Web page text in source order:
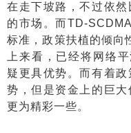
在走下坡路，不过依然
的市场。而TD-SCDMA
标准，政策扶植的倾向
上来看，已经将网络平
疑更具优势。而有着政
势，但是资金上的巨
更为精彩一些。